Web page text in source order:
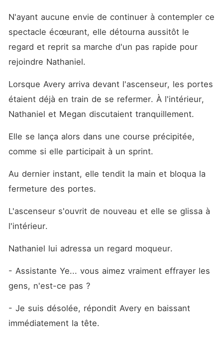
N'ayant aucune envie de continuer à contempler ce
spectacle écœurant, elle détourna aussitôt le
regard et reprit sa marche d'un pas rapide pour
rejoindre Nathaniel.
Lorsque Avery arriva devant l'ascenseur, les portes
étaient déjà en train de se refermer. À l'intérieur,
Nathaniel et Megan discutaient tranquillement.
Elle se lança alors dans une course précipitée,
comme si elle participait à un sprint.
Au dernier instant, elle tendit la main et bloqua la
fermeture des portes.
L'ascenseur s'ouvrit de nouveau et elle se glissa à
l'intérieur.
Nathaniel lui adressa un regard moqueur.
- Assistante Ye... vous aimez vraiment effrayer les
gens, n'est-ce pas ?
- Je suis désolée, répondit Avery en baissant
immédiatement la tête.